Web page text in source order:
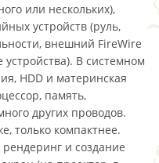
или нескольких),
устройств (руль,
внешний FireWire
В системном
HDD и материнская
память,
других проводов.
только компактнее.
и создание